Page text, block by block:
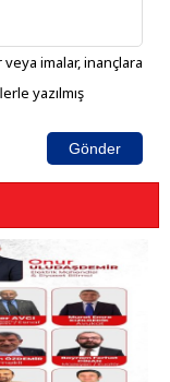
imalar, inançlara
yazılmış
Gönder